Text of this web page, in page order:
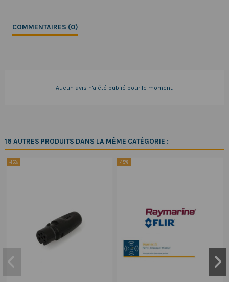
COMMENTAIRES (0)
Aucun avis n'a été publié pour le moment.
16 AUTRES PRODUITS DANS LA MÊME CATÉGORIE :
-15% -15%